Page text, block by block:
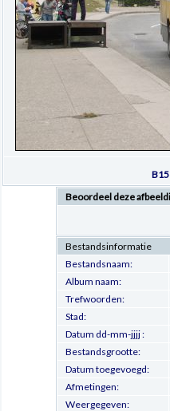
Beoordeel deze
Bestandsinformatie
Bestandsnaam:
Album naam:
Trefwoorden:
Stad:
Datum dd-mm-jjjj :
Bestandsgrootte:
Datum toegevoegd:
Afmetingen:
Weergegeven: